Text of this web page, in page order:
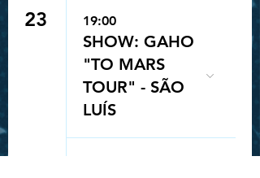
23 19:00
SHOW: GAHO
"TO MARS
TOUR" - SÃO
LUÍS